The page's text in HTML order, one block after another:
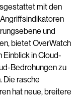
mit den
und
bietet OverWatch
Einblick in Cloud-
Bedrohungen zu
Die rasche
hat neue, breitere